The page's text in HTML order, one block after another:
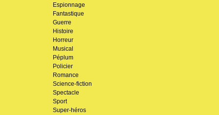
Espionnage
Fantastique
Guerre
Histoire
Horreur
Musical
Péplum
Policier
Romance
Science-fiction
Spectacle
Sport
Super-héros